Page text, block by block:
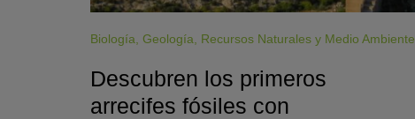
Biología Geología Recursos Naturales y Medio Ambiente
Descubren los primeros
arrecifes fósiles con